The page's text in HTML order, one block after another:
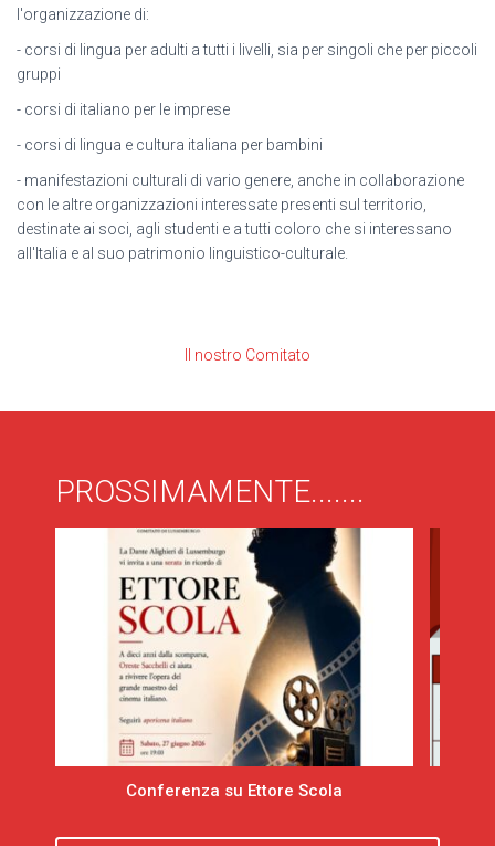
l'organizzazione di:
- corsi di lingua per adulti a tutti i livelli, sia per singoli che per piccoli
gruppi
- corsi di italiano per le imprese
- corsi di lingua e cultura italiana per bambini
- manifestazioni culturali di vario genere, anche in collaborazione
con le altre organizzazioni interessate presenti sul territorio,
destinate ai soci, agli studenti e a tutti coloro che si interessano
all'Italia e al suo patrimonio linguistico-culturale.
Il nostro Comitato
PROSSIMAMENTE.......
Conferenza su Ettore Scola